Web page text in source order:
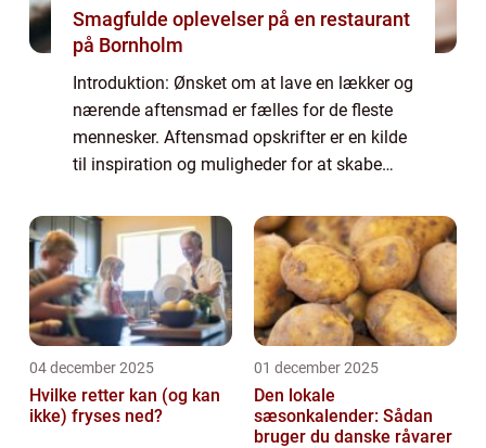
Smagfulde oplevelser på en restaurant
på Bornholm
Introduktion: Ønsket om at lave en lækker og
nærende aftensmad er fælles for de fleste
mennesker. Aftensmad opskrifter er en kilde
til inspiration og muligheder for at skabe
artikel vil vi udforske, hvad der e...
04 december 2025
Hvilke retter kan (og kan
ikke) fryses ned?
01 december 2025
Den lokale
sæsonkalender: Sådan
bruger du danske råvarer